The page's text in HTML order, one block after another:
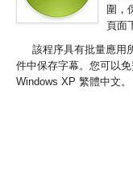
圍，
頁面
該程序具有批量應用
件中保存字幕。您可以
Windows XP 繁體中文。